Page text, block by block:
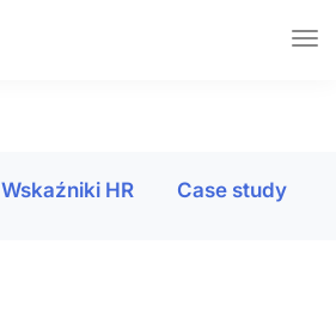
Wskaźniki HR Case study